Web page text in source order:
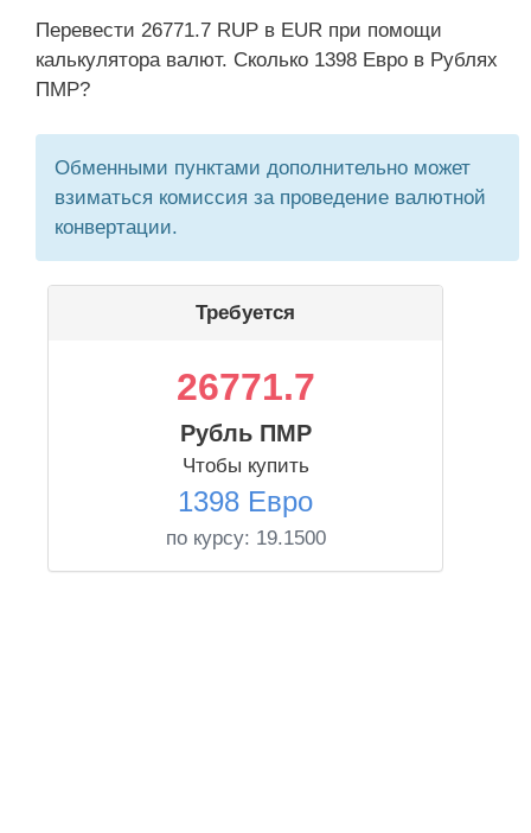
Перевести 26771.7 RUP в EUR при помощи
калькулятора валют. Сколько 1398 Евро в Рублях
ПМР?
Обменными пунктами дополнительно может
взиматься комиссия за проведение валютной
конвертации.
Требуется
26771.7
Рубль ПМР
Чтобы купить
1398 Евро
по курсу: 19.1500